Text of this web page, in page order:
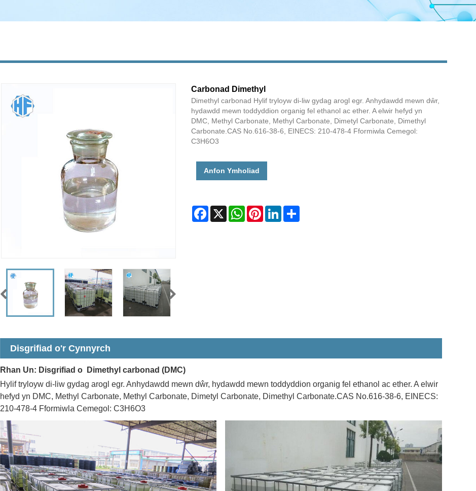
Carbonad Dimethyl
Dimethyl carbonad Hylif tryloyw di-liw gydag arogl egr. Anhydawdd mewn dŵr,
hydawdd mewn toddyddion organig fel ethanol ac ether. A elwir hefyd yn
DMC, Methyl Carbonate, Methyl Carbonate, Dimetyl Carbonate, Dimethyl
Carbonate.CAS No.616-38-6, EINECS: 210-478-4 Fformiwla Cemegol:
C3H6O3
Anfon Ymholiad
Facebook
X WhatsAppPinterestLinkedInShare
Disgrifiad o'r Cynnyrch
Rhan Un: Disgrifiad o Dimethyl carbonad (DMC)
Hylif tryloyw di-liw gydag arogl egr. Anhydawdd mewn dŵr, hydawdd mewn toddyddion organig fel ethanol ac ether. A elwir
hefyd yn DMC, Methyl Carbonate, Methyl Carbonate, Dimetyl Carbonate, Dimethyl Carbonate.CAS No.616-38-6, EINECS:
210-478-4 Fformiwla Cemegol: C3H6O3